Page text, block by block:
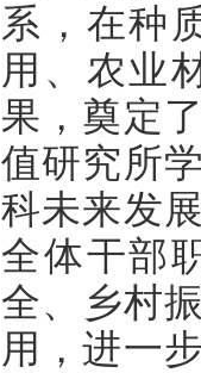
系，在种
用、农业
果，奠定
值研究所
科未来发
全体干部
全、乡村
用，进一